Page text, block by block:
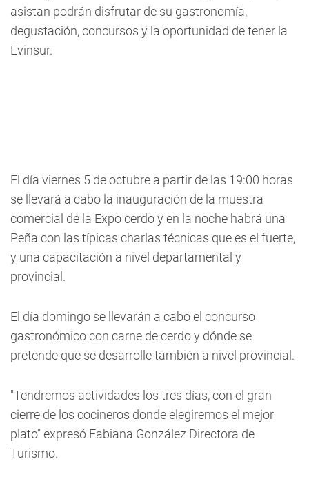
asistan podrán disfrutar de su gastronomía,
degustación, concursos y la oportunidad de tener la
Evinsur.
El día viernes 5 de octubre a partir de las 19:00 horas
se llevará a cabo la inauguración de la muestra
comercial de la Expo cerdo y en la noche habrá una
Peña con las típicas charlas técnicas que es el fuerte,
y una capacitación a nivel departamental y
provincial.
El día domingo se llevarán a cabo el concurso
gastronómico con carne de cerdo y dónde se
pretende que se desarrolle también a nivel provincial.
"Tendremos actividades los tres días, con el gran
cierre de los cocineros donde elegiremos el mejor
plato" expresó Fabiana González Directora de
Turismo.